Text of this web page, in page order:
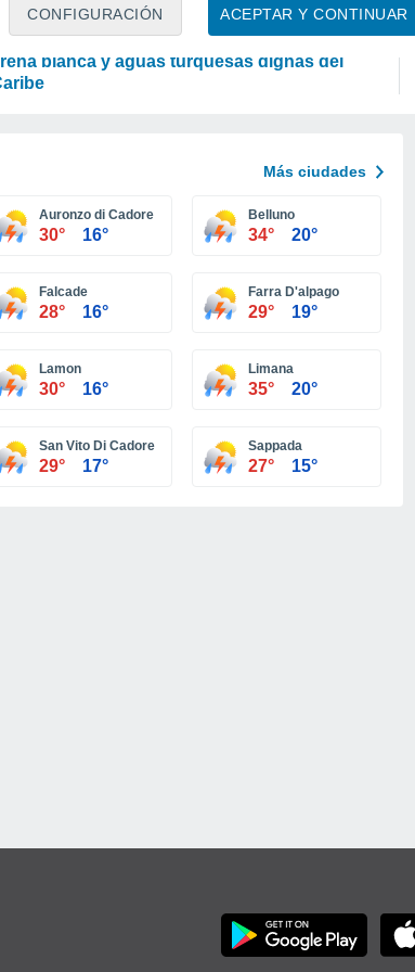
ACEPTAR Y CONTINUAR
CONFIGURACIÓN
OCIO
El Japón secreto que no te imaginas: playas de
blanca y aguas turquesas dignas del
Más ciudades
Auronzo di Cadore
30° 16°
Belluno
34° 20°
Falcade
28° 16°
Farra D'alpago
29° 19°
Lamon
30° 16°
Limana
35° 20°
San Vito Di Cadore
29° 17°
Sappada
27° 15°